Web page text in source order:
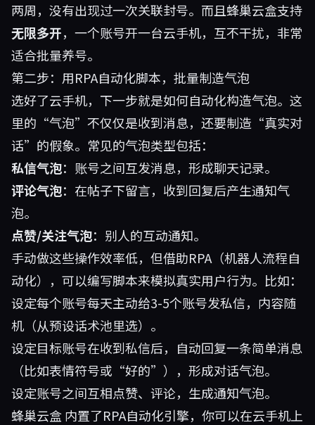
两周，没有出现过一次关联封号。而且蜂巢云盒支持
无限多开，一个账号开一台云手机，互不干扰，非常
适合批量养号。
第二步：用RPA自动化脚本，批量制造气泡
选好了云手机，下一步就是如何自动化构造气泡。这
里的“气泡”不仅仅是收到消息，还要制造“真实对
话”的假象。常见的气泡类型包括：
私信气泡：账号之间互发消息，形成聊天记录。
评论气泡：在帖子下留言，收到回复后产生通知气
泡。
点赞/关注气泡：别人的互动通知。
手动做这些操作效率低，但借助RPA（机器人流程自
动化），可以编写脚本来模拟真实用户行为。比如：
设定每个账号每天主动给3-5个账号发私信，内容随
机（从预设话术池里选）。
设定目标账号在收到私信后，自动回复一条简单消息
（比如表情符号或“好的”），形成对话气泡。
设定账号之间互相点赞、评论，生成通知气泡。
蜂巢云盒内置了RPA自动化引擎，你可以在云手机上